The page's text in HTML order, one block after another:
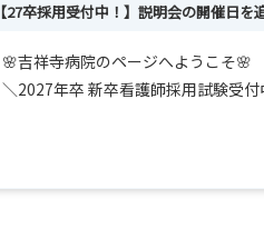
【27卒採用受付中！】説明会の開催日
🌸吉祥寺病院のページへようこそ🌸
＼2027年卒 新卒看護師採用試験受